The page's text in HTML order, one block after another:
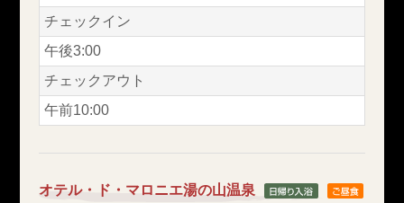
チェックイン
午後3:00
チェックアウト
午前10:00
オテル・ド・マロニエ湯の山温泉